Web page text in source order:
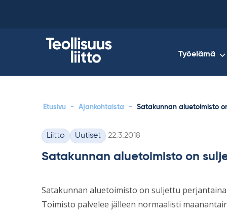
Työelämä
Etusivu - Ajankohtaista - Satakunnan aluetoimisto
Kategoriat
Liitto Uutiset Kirjoitettu
22.3.2018
Satakunnan aluetoimisto on
Satakunnan aluetoimisto on suljettu
Toimisto palvelee jälleen normaalisti